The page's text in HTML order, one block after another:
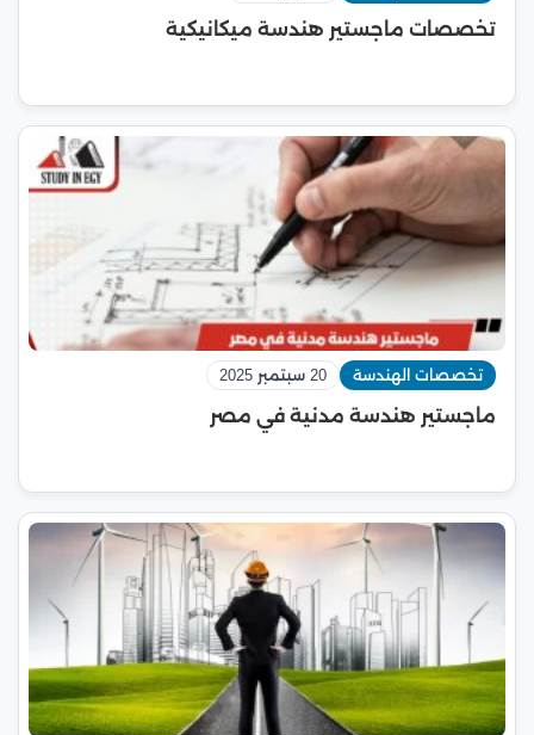
تخصصات ماجستير هندسة ميكانيكية
تخصصات الهندسة 20 سبتمبر 2025
ماجستير هندسة مدنية في مصر